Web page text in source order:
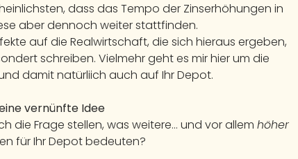
dass das Tempo der Zinserhöhungen in
aber dennoch weiter stattfinden.
auf die Realwirtschaft, die sich hieraus ergeben,
schreiben. Vielmehr geht es mir hier um die
damit natürliich auch auf Ihr Depot.
vernünfte Idee
die Frage stellen, was weitere… und vor allem höher
für Ihr Depot bedeuten?